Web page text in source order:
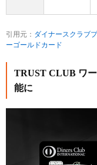
引用元： ダイナースクラブ
ーゴールドカード
TRUST CLUB ワ
能に